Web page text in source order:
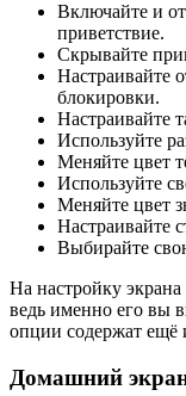
Включайте и
приветствие.
Скрывайте
Настраивайте
блокировки.
Настраивайте
Используйте
Меняйте цвет
Используйте
Меняйте цвет
Настраивайте
Выбирайте
На настройку
ведь именно его вы
опции содержат ещё
Домашний